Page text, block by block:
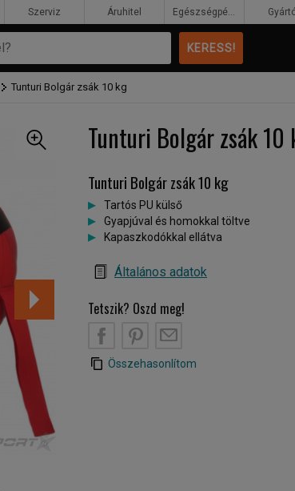
Tunturi Bolgár zsák 10 kg
Tunturi Bolgár zsák 10
Tunturi Bolgár zsák 10 kg
Tartós PU külső
Gyapjúval és homokkal töltve
Kapaszkodókkal ellátva
Általános adatok
Tetszik? Oszd meg!
PT
Összehasonlítom
Szerviz Áruhitel Egészségpénztár